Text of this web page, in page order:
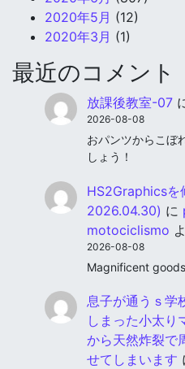
2020年5月 (12)
2020年3月 (1)
最近のコメント
放課後教室-07
2026-08-08
おパンツからこぼ
しょう！
HS2Graphicsを
2026.04.30) に
motociclismo
2026-08-08
Magnificent
息子が通うｓ学
しまった小太り
から天然炸裂で
せてしまいます